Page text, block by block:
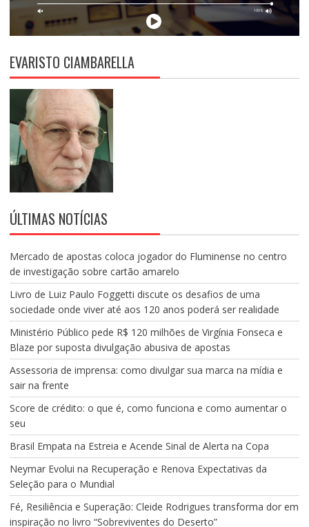
EVARISTO CIAMBARELLA
ÚLTIMAS NOTÍCIAS
Mercado de apostas coloca jogador do Fluminense no centro
de investigação sobre cartão amarelo
Livro de Luiz Paulo Foggetti discute os desafios de uma
sociedade onde viver até aos 120 anos poderá ser realidade
Ministério Público pede R$ 120 milhões de Virgínia Fonseca e
Blaze por suposta divulgação abusiva de apostas
Assessoria de imprensa: como divulgar sua marca na mídia e
sair na frente
Score de crédito: o que é, como funciona e como aumentar o
seu
Brasil Empata na Estreia e Acende Sinal de Alerta na Copa
Neymar Evolui na Recuperação e Renova Expectativas da
Seleção para o Mundial
Fé, Resiliência e Superação: Cleide Rodrigues transforma dor em
inspiração no livro “Sobreviventes do Deserto”